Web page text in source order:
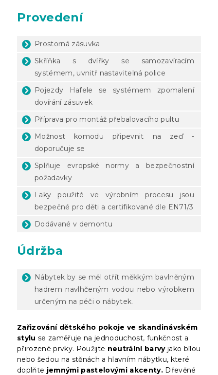
Provedení
Prostorná zásuvka
Skříňka s dvířky se samozavíracím
systémem, uvnitř nastavitelná police
Pojezdy Hafele se systémem zpomalení
dovírání zásuvek
Příprava pro montáž přebalovacího pultu
Možnost komodu připevnit na zeď -
doporučuje se
Splňuje evropské normy a bezpečnostní
požadavky
Laky použité ve výrobním procesu jsou
bezpečné pro děti a certifikované dle EN71/3
Dodávané v demontu
Údržba
Nábytek by se měl otřít měkkým bavlněným
hadrem navlhčeným vodou nebo výrobkem
určeným na péči o nábytek.
Zařizování dětského pokoje ve skandinávském
stylu se zaměřuje na jednoduchost, funkčnost a
přirozené prvky. Použijte neutrální barvyjako bílou
nebo šedou na stěnách a hlavním nábytku, které
doplňte jemnými pastelovými akcenty. Dřevěné